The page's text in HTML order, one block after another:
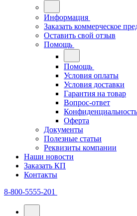
Информация
Заказать коммерческое
Оставить свой отзыв
Помощь
Помощь
Условия оплаты
Условия доставки
Гарантия на товар
Вопрос-ответ
Конфиденциальность
Оферта
Документы
Полезные статьи
Реквизиты компании
Наши новости
Заказать КП
Контакты
8-800-5555-201